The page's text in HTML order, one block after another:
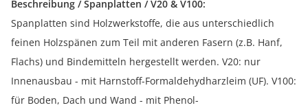
Beschreibung / Spanplatten / V20 & V100:
Spanplatten sind Holzwerkstoffe, die aus unterschiedlich
feinen Holzspänen zum Teil mit anderen Fasern (z.B. Hanf,
Flachs) und Bindemitteln hergestellt werden. V20: nur
Innenausbau - mit Harnstoff-Formaldehydharzleim (UF). V100:
für Boden, Dach und Wand - mit Phenol-